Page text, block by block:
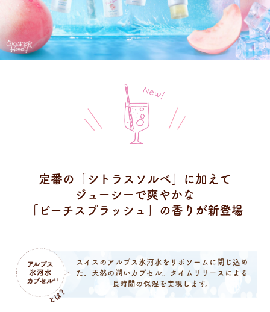
定番の 「シトラスソルベ」
に加えて
ジューシーで爽やかな
「ピーチスプラッシュ」
の香りが新登場
スイスのアルプス氷河水をリポソームに閉じ込め
た、 天然の潤いカプセル。
タイムリリースによる
長時間の保湿を実現します。